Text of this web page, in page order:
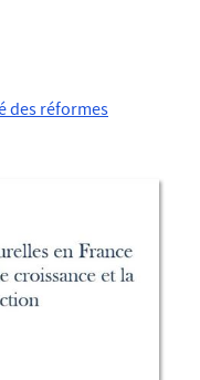
des réformes